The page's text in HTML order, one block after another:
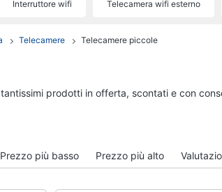
Insetticidi e trappole
Vedi tutti
Interruttore wifi Telecamera wifi esterno
Kit videosorveglianza wifi
Telecamere Telecamere piccole
prodotti in offerta, scontati e con
Prezzo più basso Prezzo più alto